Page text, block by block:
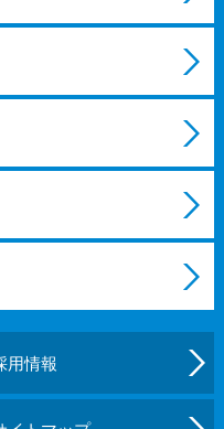
用情報